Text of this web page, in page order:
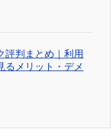
評判まとめ｜利用
るメリット・デメ